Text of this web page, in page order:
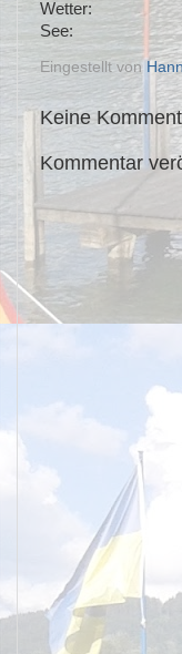
Wetter:
Eingestellt von
Keine
Kommentar